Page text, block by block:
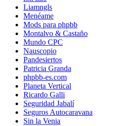
Liamngls
Menéame
Mods para phpbb
Montalvo & Castaño
Mundo CPC
Nauscopio
Pandesiertos
Patricia Granda
phpbb-es.com
Planeta Vertical
Ricardo Galli
Seguridad Jabalí
Seguros Autocaravana
Sin la Venia